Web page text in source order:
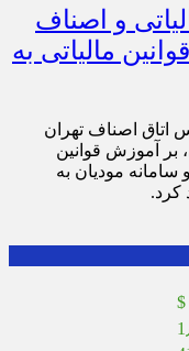
و اصناف
مالیاتی به
اتاق اصناف تهران
بر آموزش قوانین
سامانه مودیان به
کرد.
$